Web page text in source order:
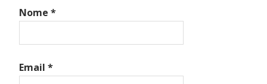
Nome *
Email *